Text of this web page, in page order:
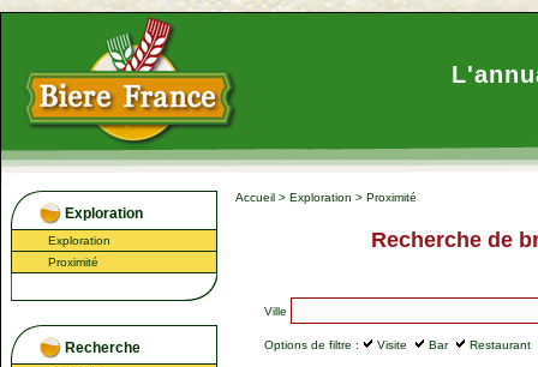
Exploration
Exploration
Proximité
Recherche
Accueil > Exploration > Proximité
Recherche de
Ville
Options de filtre : Visite Bar Restaurant